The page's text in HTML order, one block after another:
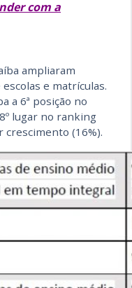
com a
ampliaram
e matrículas.
a 6ª posição no
lugar no ranking
(16%).